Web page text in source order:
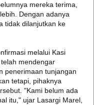
mereka terima,
Dengan adanya
tidak dilanjutkan ke
melalui Kasi
mendengar
penerimaan tunjangan
tetapi, pihaknya
"Kami belum ada
itu," ujar Lasargi Marel,